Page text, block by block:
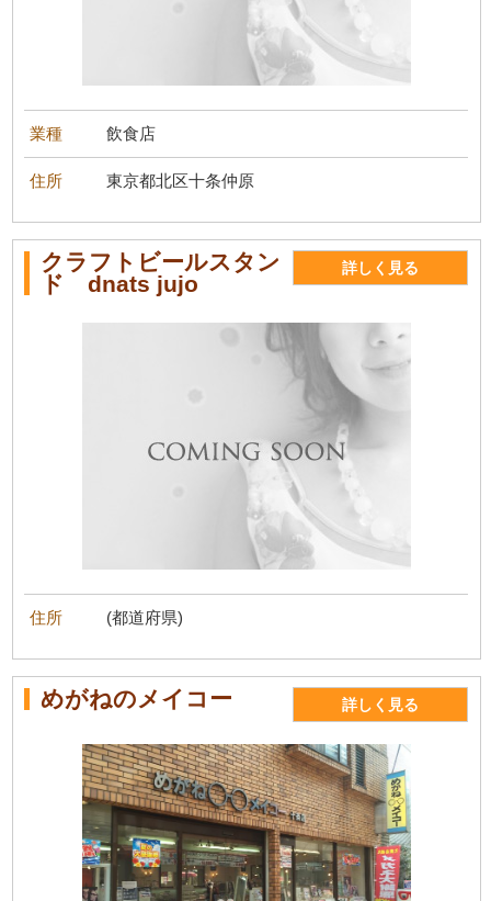
業種 飲食店
住所 東京都北区十条仲原
クラフトビールスタン
ド dnats jujo
詳しく見る
住所 (都道府県)
めがねのメイコー 詳しく見る